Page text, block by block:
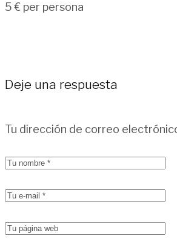
5 € per persona
Deje una respuesta
Tu dirección de correo